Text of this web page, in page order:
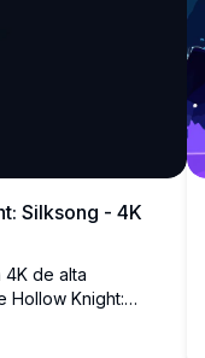
Silksong - 4K
de alta
Hollow Knight:
perfecto para